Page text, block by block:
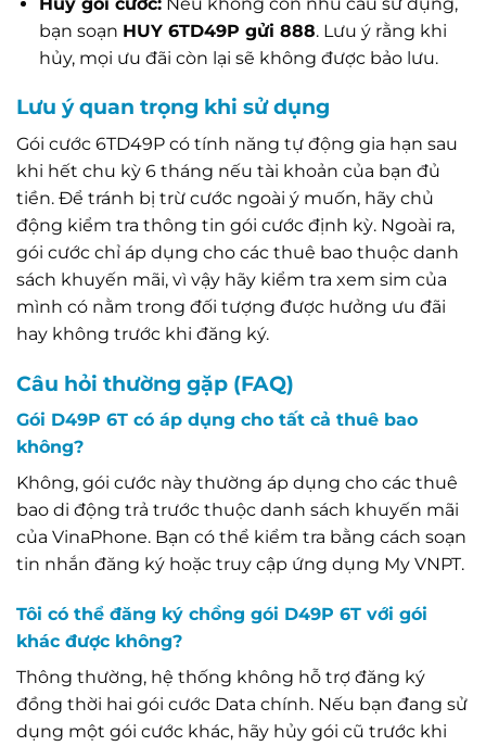
bạn soạn HUY 6TD49P gửi 888. Lưu ý rằng khi
hủy, mọi ưu đãi còn lại sẽ không được bảo lưu.
Lưu ý quan trọng khi sử dụng
Gói cước 6TD49P có tính năng tự động gia hạn sau
khi hết chu kỳ 6 tháng nếu tài khoản của bạn đủ
tiền. Để tránh bị trừ cước ngoài ý muốn, hãy chủ
động kiểm tra thông tin gói cước định kỳ. Ngoài ra,
gói cước chỉ áp dụng cho các thuê bao thuộc danh
sách khuyến mãi, vì vậy hãy kiểm tra xem sim của
mình có nằm trong đối tượng được hưởng ưu đãi
hay không trước khi đăng ký.
Câu hỏi thường gặp (FAQ)
Gói D49P 6T có áp dụng cho tất cả thuê bao
không?
Không, gói cước này thường áp dụng cho các thuê
bao di động trả trước thuộc danh sách khuyến mãi
của VinaPhone. Bạn có thể kiểm tra bằng cách soạn
tin nhắn đăng ký hoặc truy cập ứng dụng My VNPT.
Tôi có thể đăng ký chồng gói D49P 6T với gói
khác được không?
Thông thường, hệ thống không hỗ trợ đăng ký
đồng thời hai gói cước Data chính. Nếu bạn đang sử
dụng một gói cước khác, hãy hủy gói cũ trước khi